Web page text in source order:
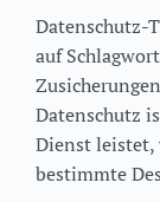
Datenschutz-
auf
Datenschutz
Dienst leistet,
bestimmte